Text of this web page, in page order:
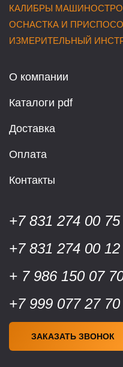
КАЛИБРЫ
ОСНАСТКА И
ИЗМЕРИТЕЛЬНЫЙ
О компании
Каталоги pdf
Доставка
Оплата
Контакты
+7 831 274 00 75
+7 831 274 00 12
+ 7 986 150 07
+7 999 077 27 70
ЗАКАЗАТЬ ЗВОНОК